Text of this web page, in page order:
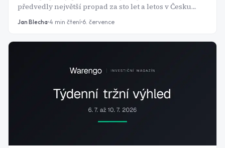
předvedly největší propad za sto let a letos v Česku
najednou nesou víc než spořicí účty. Jak tenhle trh
Jan Blecha 4 min čtení 6. července